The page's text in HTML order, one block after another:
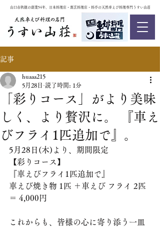
山口市秋穂の創業54年、日本料理店・割烹料理店・料亭の天然車えび料理専門うすい山荘
記事
「彩りコース」がより美味
しく、より贅沢に。 『車え
びフライ1匹追加で』。
huaaa215
5月28日 読了時間: 1分
5月28日(木)より、期間限定
​【彩りコース】
『車えびフライ1匹追加で』
​車えび焼き物 1匹 ＋車えび フライ 2匹
＝ 4,000円
​​これからも、皆様の心に寄り添う一皿